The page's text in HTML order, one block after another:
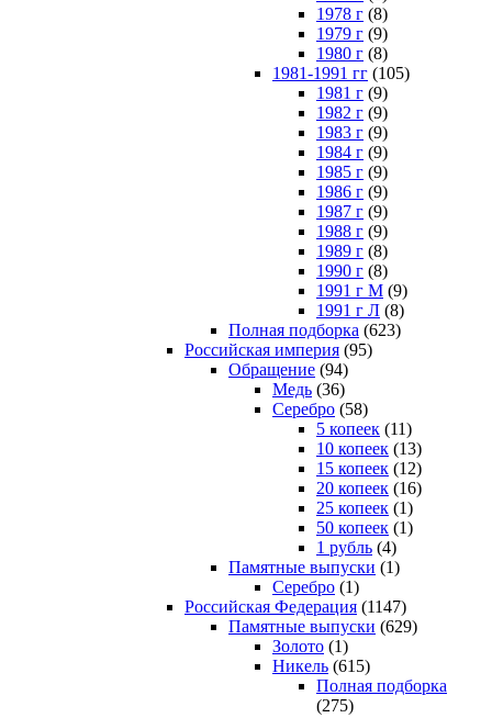
1978 г (8)
1979 г (9)
1980 г (8)
1981-1991 гг (105)
1981 г (9)
1982 г (9)
1983 г (9)
1984 г (9)
1985 г (9)
1986 г (9)
1987 г (9)
1988 г (9)
1989 г (8)
1990 г (8)
1991 г М (9)
1991 г Л (8)
Полная подборка (623)
Российская империя (95)
Обращение (94)
Медь (36)
Серебро (58)
5 копеек (11)
10 копеек (13)
15 копеек (12)
20 копеек (16)
25 копеек (1)
50 копеек (1)
1 рубль (4)
Памятные выпуски (1)
Серебро (1)
Российская Федерация (1147)
Памятные выпуски (629)
Золото (1)
Никель (615)
Полная подборка
(275)